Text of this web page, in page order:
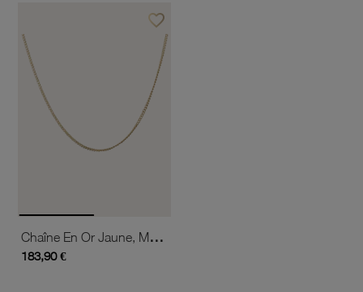
favorite_borderAjouter à vos favoris
Chaîne En Or Jaune, Maille Gourmette
183,90 €